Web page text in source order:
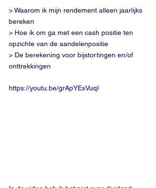
> Waarom ik mijn rendement alleen jaarlijks
bereken
> Hoe ik om ga met een cash positie ten
opzichte van de aandelenpositie
> De berekening voor bijstortingen en/of
onttrekkingen
https://youtu.be/grApYEsVuqI